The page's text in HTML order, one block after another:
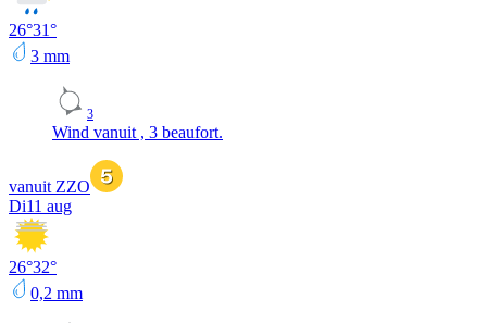
26°31°
3 mm
3
Wind vanuit , 3 beaufort.
vanuit ZZO
Di11 aug
26°32°
0,2 mm